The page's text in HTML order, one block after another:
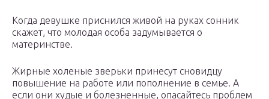
Когда девушке приснился живой на руках сонник
скажет, что молодая особа задумывается о
материнстве.
Жирные холеные зверьки принесут сновидцу
повышение на работе или пополнение в семье. А
если они худые и болезненные, опасайтесь проблем